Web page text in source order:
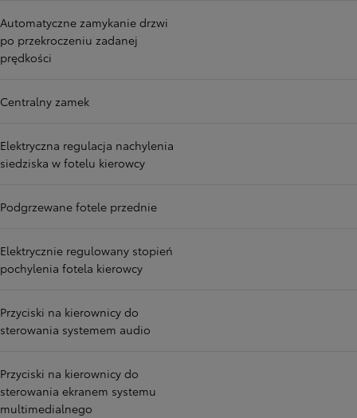
Automatyczne zamykanie drzwi
po przekroczeniu zadanej
prędkości
Centralny zamek
Elektryczna regulacja nachylenia
siedziska w fotelu kierowcy
Podgrzewane fotele przednie
Elektrycznie regulowany stopień
pochylenia fotela kierowcy
Przyciski na kierownicy do
sterowania systemem audio
Przyciski na kierownicy do
sterowania ekranem systemu
multimedialnego